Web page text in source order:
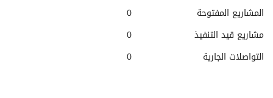
المشاريع المفتوحة
0
مشاريع قيد التنفيذ
0
التواصلات الجارية
0